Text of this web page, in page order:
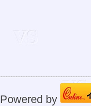
Powered by